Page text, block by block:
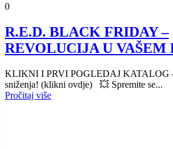
0
R.E.D. BLACK FRIDAY –
REVOLUCIJA U VAŠEM
KLIKNI I PRVI POGLEDAJ KATALOG
sniženja! (klikni ovdje) 💥 Spremite se...
Pročitaj više